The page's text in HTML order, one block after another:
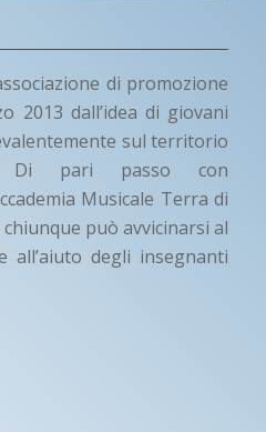
di promozione
2013 dall’idea di giovani
sul territorio
Di pari passo con
Musicale Terra di
può avvicinarsi al
all’aiuto degli insegnanti